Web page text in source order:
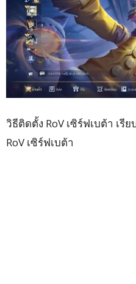
วิธีติดตั้ง RoV เซิร์ฟเบต้า เ
RoV เซิร์ฟเบต้า